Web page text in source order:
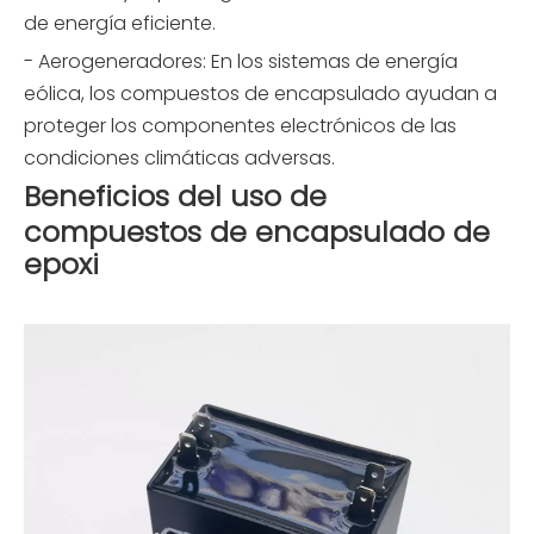
de energía eficiente.
- Aerogeneradores: En los sistemas de energía
eólica, los compuestos de encapsulado ayudan a
proteger los componentes electrónicos de las
condiciones climáticas adversas.
Beneficios del uso de
compuestos de encapsulado de
epoxi